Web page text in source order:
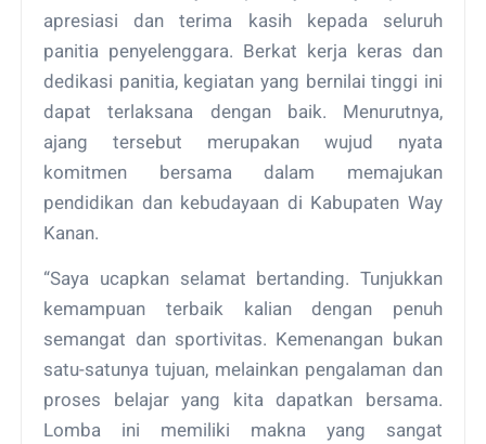
apresiasi dan terima kasih kepada seluruh
panitia penyelenggara. Berkat kerja keras dan
dedikasi panitia, kegiatan yang bernilai tinggi ini
dapat terlaksana dengan baik. Menurutnya,
ajang tersebut merupakan wujud nyata
komitmen bersama dalam memajukan
pendidikan dan kebudayaan di Kabupaten Way
Kanan.
“Saya ucapkan selamat bertanding. Tunjukkan
kemampuan terbaik kalian dengan penuh
semangat dan sportivitas. Kemenangan bukan
satu-satunya tujuan, melainkan pengalaman dan
proses belajar yang kita dapatkan bersama.
Lomba ini memiliki makna yang sangat